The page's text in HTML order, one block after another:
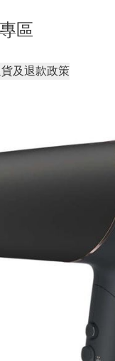
區
及退款政策